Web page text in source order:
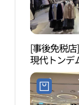
[事後免税店
現代トンデ
門）(폴햄
대문점)